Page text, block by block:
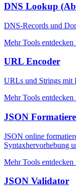
DNS Lookup
DNS-Records und
Mehr Tools entdecken
URL Encoder
URLs und Strings mit
Mehr Tools entdecken
JSON
JSON online
Syntaxhervorhebung
Mehr Tools entdecken
JSON Validator